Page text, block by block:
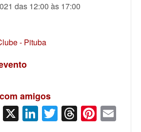
das 12:00 às 17:00
- Pituba
amigos
Facebook
X LinkedIn
Twitter
Threads